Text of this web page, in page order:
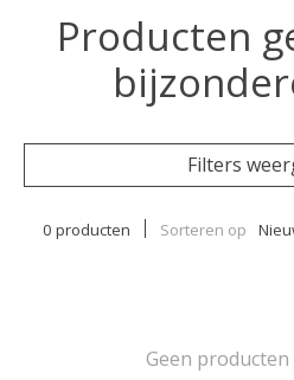
Producten
Filters
0 producten Sorteren op
Geen